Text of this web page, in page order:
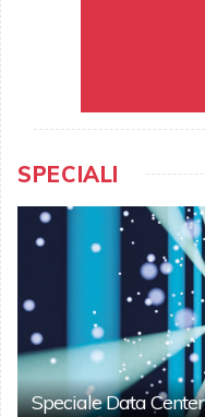
SPECIALI
Speciale Data Center